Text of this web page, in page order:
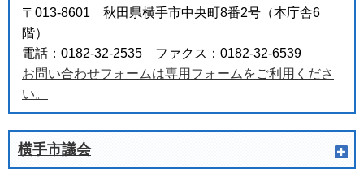
〒013-8601 秋田県横手市中央町8番2号（本庁舎6
階）
電話：0182-32-2535 ファクス：0182-32-6539
お問い合わせフォームは専用フォームをご利用くださ
い。
横手市議会